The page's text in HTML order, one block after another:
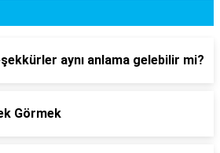
aynı anlama gelebilir mi?
Görmek